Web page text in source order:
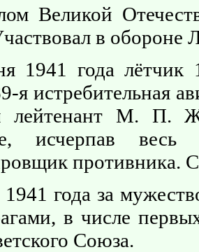
Великой
в обороне
1941 года лётчик
я истребительная
лейтенант М. П.
исчерпав
противника.
года за
в числе
Союза.